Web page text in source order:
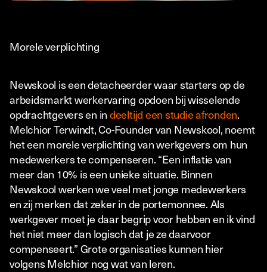
Morele verplichting
Newskool is een detacheerder waar starters op de
arbeidsmarkt werkervaring opdoen bij wisselende
opdrachtgevers en indeeltijd een studie afronden.
Melchior Terwindt, Co-Founder van Newskool, noemt
het een morele verplichting van werkgevers om hun
medewerkers te compenseren. “Een inflatie van
meer dan 10% is een unieke situatie. Binnen
Newskool werken we veel met jonge medewerkers
en zij merken dat zeker in de portemonnee. Als
werkgever moet je daar begrip voor hebben en ik vind
het niet meer dan logisch dat je ze daarvoor
compenseert.” Grote organisaties kunnen hier
volgens Melchior nog wat van leren.